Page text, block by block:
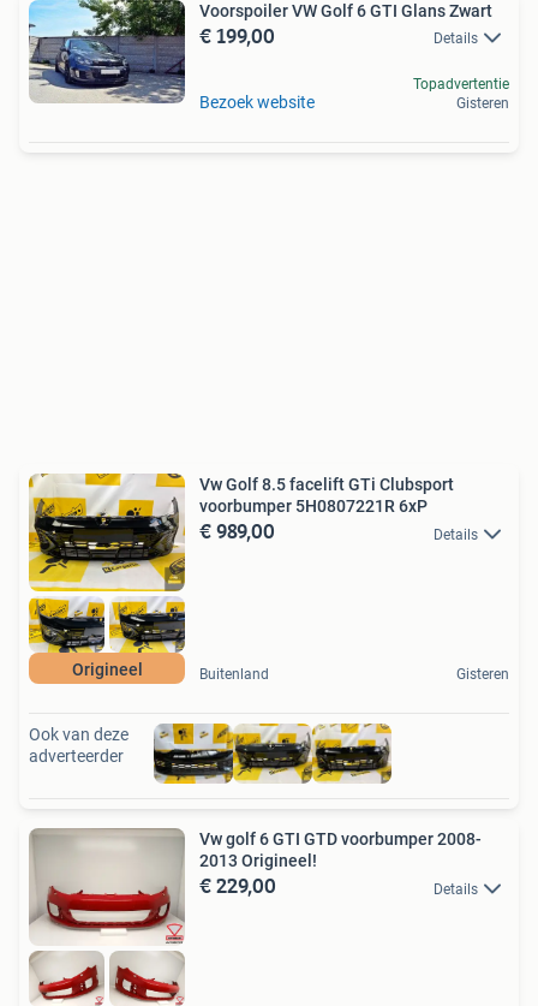
Voorspoiler VW Golf 6 GTI Glans Zwart
€ 199,00 Details
Bezoek website
Topadvertentie
Gisteren
Origineel
Vw Golf 8.5 facelift GTi Clubsport
voorbumper 5H0807221R 6xP
€ 989,00 Details
Buitenland Gisteren
Ook van deze
adverteerder
Vw golf 6 GTI GTD voorbumper 2008-
2013 Origineel!
€ 229,00 Details